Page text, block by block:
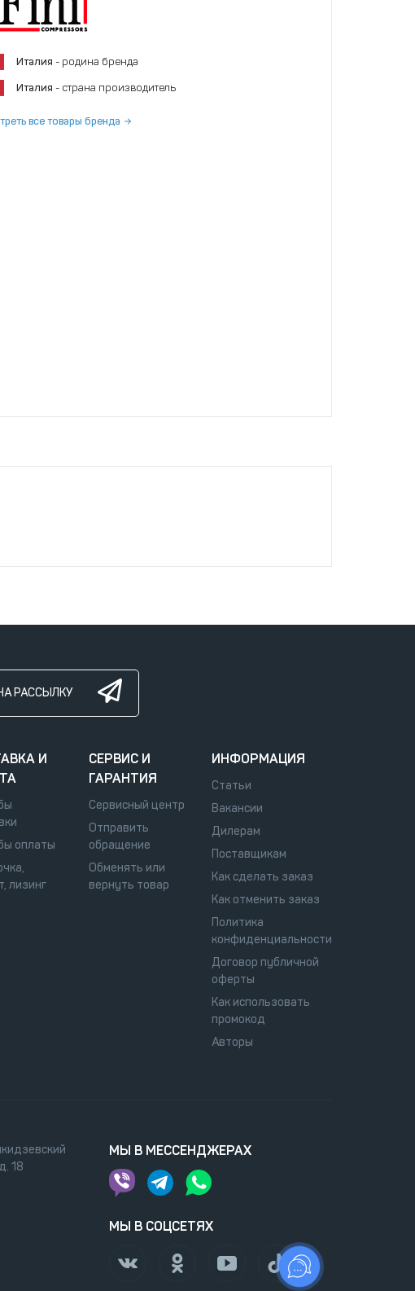
Италия - родина бренда
Италия - страна производитель
все товары бренда
РАССЫЛКУ
И
оплаты
лизинг
СЕРВИС И
ГАРАНТИЯ
Сервисный центр
Отправить
обращение
Обменять или
вернуть товар
ИНФОРМАЦИЯ
Статьи
Вакансии
Дилерам
Поставщикам
Как сделать заказ
Как отменить заказ
Политика
конфиденциальности
Договор публичной
оферты
Как использовать
промокод
Авторы
18
МЫ В МЕССЕНДЖЕРАХ
МЫ В СОЦСЕТЯХ